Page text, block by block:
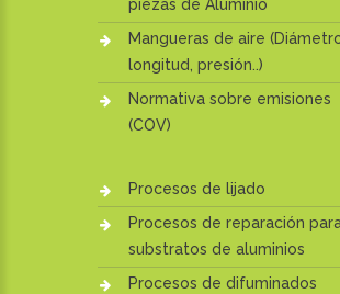
piezas de Aluminio
Mangueras de aire
longitud, presión..)
Normativa sobre emisiones
(COV)
Procesos de lijado
Procesos de reparación
substratos de aluminios
Procesos de difuminados